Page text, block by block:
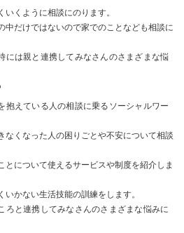
くように相談にのります。
中だけではないので家でのことなども相談に
には親と連携してみなさんのさまざまな悩
抱えている人の相談に乗るソーシャルワー
なくなった人の困りごとや不安について相談
とについて使えるサービスや制度を紹介しま
かない生活技能の訓練をします。
ろと連携してみなさんのさまざまな悩みに